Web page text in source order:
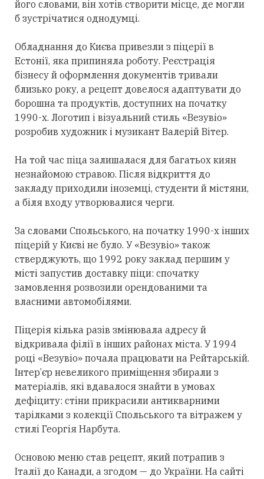
його словами, він хотів створити місце, де могли
б зустрічатися однодумці.
Обладнання до Києва привезли з піцерії в
Естонії, яка припиняла роботу. Реєстрація
бізнесу й оформлення документів тривали
близько року, а рецепт довелося адаптувати до
борошна та продуктів, доступних на початку
1990-х. Логотип і візуальний стиль «Везувіо»
розробив художник і музикант Валерій Вітер.
На той час піца залишалася для багатьох киян
незнайомою стравою. Після відкриття до
закладу приходили іноземці, студенти й містяни,
а біля входу утворювалися черги.
За словами Спольського, на початку 1990-х інших
піцерій у Києві не було. У «Везувіо» також
стверджують, що 1992 року заклад першим у
місті запустив доставку піци: спочатку
замовлення розвозили орендованими та
власними автомобілями.
Піцерія кілька разів змінювала адресу й
відкривала філії в інших районах міста. У 1994
році «Везувіо» почала працювати на Рейтарській.
Інтер’єр невеликого приміщення збирали з
матеріалів, які вдавалося знайти в умовах
дефіциту: стіни прикрасили антикварними
тарілками з колекції Спольського та вітражем у
стилі Георгія Нарбута.
Основою меню став рецепт, який потрапив з
Італії до Канади, а згодом — до України. На сайті